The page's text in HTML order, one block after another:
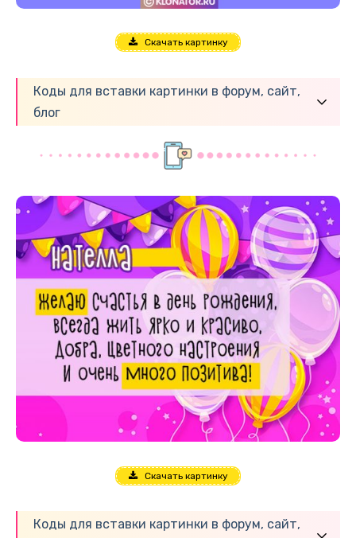
Скачать картинку
Коды для вставки картинки в форум, сайт,
блог
Скачать картинку
Коды для вставки картинки в форум, сайт,